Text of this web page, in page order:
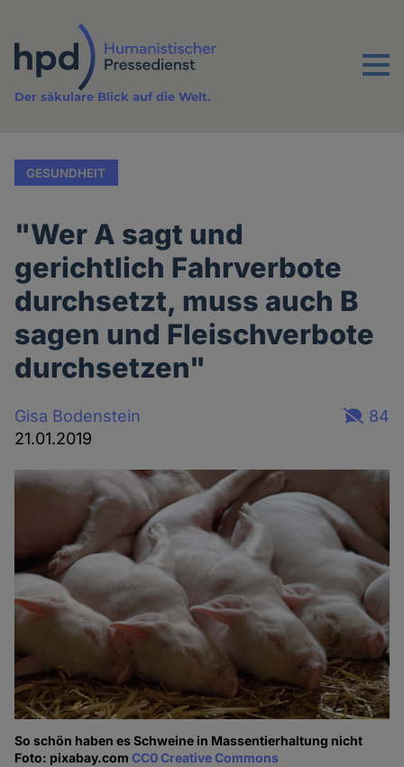
Inhalt
Menu
Der säkulare Blick auf die Welt.
GESUNDHEIT
"Wer A sagt und
gerichtlich Fahrverbote
durchsetzt, muss auch B
sagen und Fleischverbote
durchsetzen"
Gisa Bodenstein
21.01.2019
84
So schön haben es Schweine in Massentierhaltung nicht
Foto: pixabay.comCC0 Creative Commons